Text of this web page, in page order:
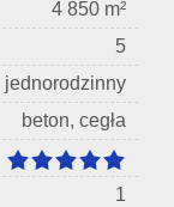
4 850 m²
5
jednorodzinny
beton, cegła
1